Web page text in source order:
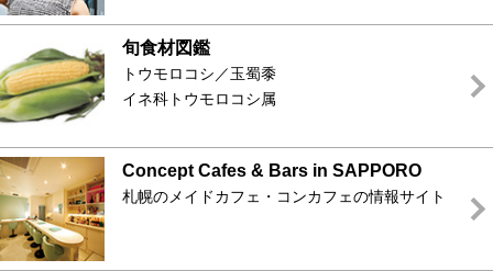
旬食材図鑑
トウモロコシ／玉蜀黍
イネ科トウモロコシ属
Concept Cafes & Bars in SAPPORO
札幌のメイドカフェ・コンカフェの情報サイト